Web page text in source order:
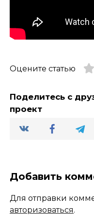
Оцените статью
Поделитесь с
проект
Добавить
Для отправки
авторизоваться.